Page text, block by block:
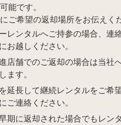
能です。
ご希望の返却場所をお伝えく
レンタルへご持参の場合、連
お越しください。
店舗でのご返却の場合は当社
ます。
延長して継続レンタルをご希
ご連絡ください。
期に返却された場合でもレン